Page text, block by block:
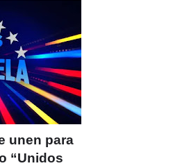
unen para
“Unidos